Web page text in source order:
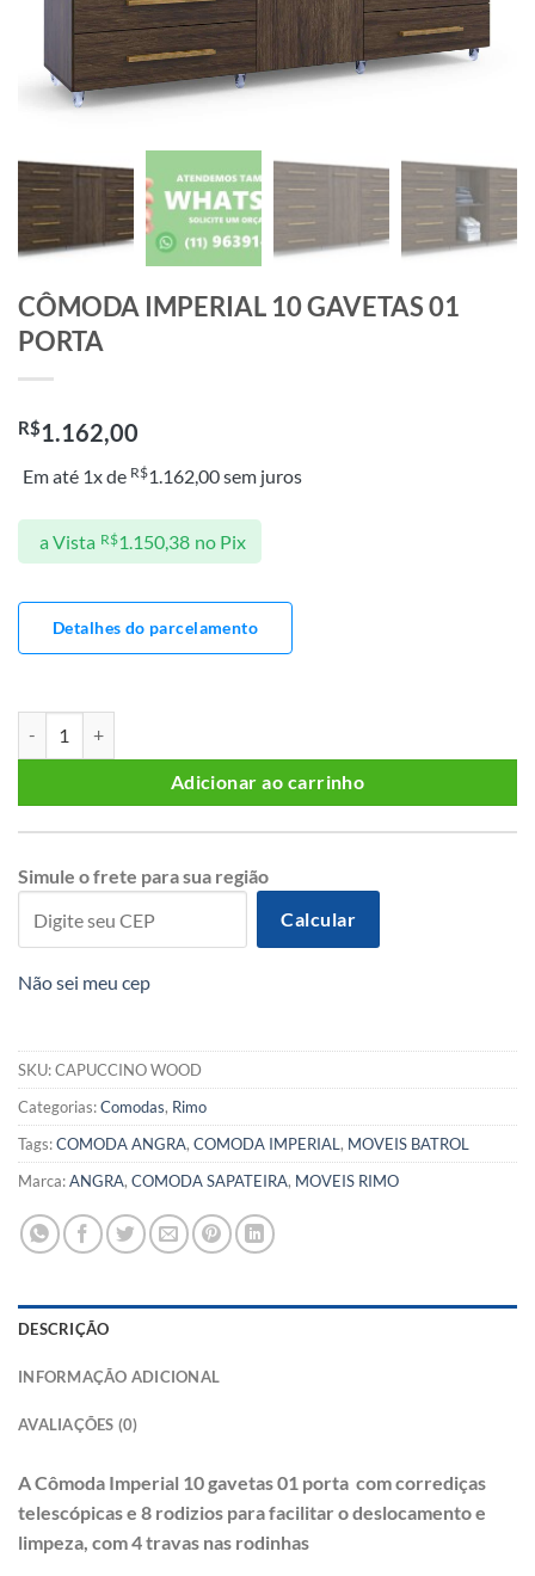
CÔMODA IMPERIAL 10 GAVETAS 01
PORTA
R$1.162,00
Em até 1x de R$1.162,00sem juros
a Vista R$1.150,38 no Pix
Detalhes do parcelamento
Adicionar ao carrinho
Simule o frete para sua região
Calcular
Não sei meu cep
SKU:CAPUCCINO WOOD
Categorias:Comodas, Rimo
Tags:COMODA ANGRA, COMODA IMPERIAL, MOVEIS BATROL
Marca:ANGRA, COMODA SAPATEIRA, MOVEIS RIMO
DESCRIÇÃO
INFORMAÇÃO ADICIONAL
AVALIAÇÕES (0)
A Cômoda Imperial 10 gavetas 01 porta com corrediças
telescópicas e 8 rodizios para facilitar o deslocamento e
limpeza, com 4 travas nas rodinhas